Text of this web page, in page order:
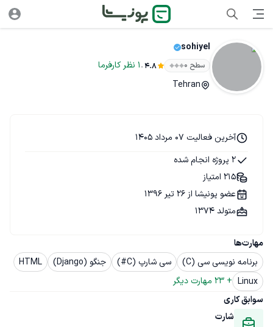
sohiyel
سطح ۰ 4.8
.
1 نظر کارفرما
Tehran
مهارت‌ها
برنامه نویسی سی (C)
سی شارپ (C#) جنگو (Django)
HTML
Linux
+
23 مهارت دیگر
سوابق کاری
شارت
آخرین فعالیت 07 مرداد 1405
2 پروژه انجام شده
215 امتیاز
عضو پونیشا از 26 تیر 1396
متولد 1374